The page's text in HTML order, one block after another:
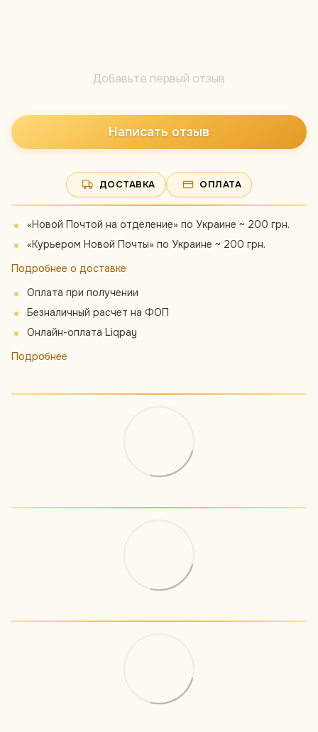
Добавьте первый отзыв
Написать отзыв
ДОСТАВКА ОПЛАТА
«Новой Почтой на отделение» по Украине ~ 200 грн.
«Курьером Новой Почты» по Украине ~ 200 грн.
Подробнее о доставке
Оплата при получении
Безналичный расчет на ФОП
Онлайн-оплата Liqpay
Подробнее